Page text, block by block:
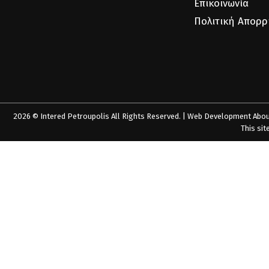
Επικοινωνία
Πολιτική
2026 © Intered Petroupolis All Rights Reserved. | Web Development
This